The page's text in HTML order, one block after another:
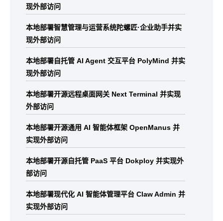
现外部访问
本地部署智慧管理与运营系统陀螺匠·企业助手并实
现外部访问
本地部署自托管 AI Agent 交互平台 PolyMind 并实
现外部访问
本地部署开源远程桌面网关 Next Terminal 并实现
外部访问
本地部署开源通用 AI 智能体框架 OpenManus 并
实现外部访问
本地部署开源自托管 PaaS 平台 Dokploy 并实现外
部访问
本地部署现代化 AI 智能体管理平台 Claw Admin 并
实现外部访问